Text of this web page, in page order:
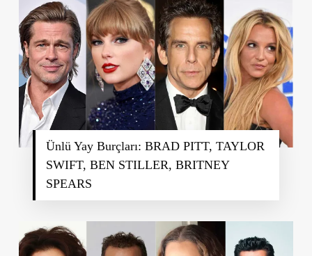
Ünlü Yay Burçları: BRAD PITT, TAYLOR
SWIFT, BEN STILLER, BRITNEY
SPEARS